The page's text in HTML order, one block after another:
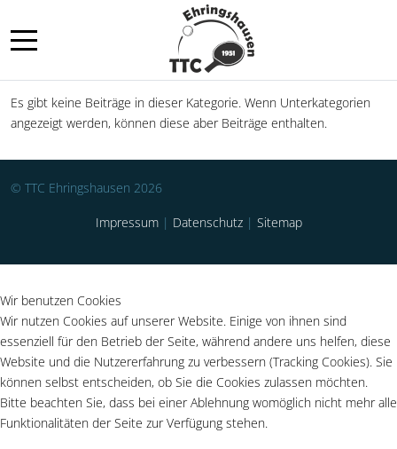
Mobile Menu Toggle
Es gibt keine Beiträge in dieser Kategorie. Wenn Unterkategorien
angezeigt werden, können diese aber Beiträge enthalten.
© TTC Ehringshausen 2026
Impressum | Datenschutz | Sitemap
Wir benutzen Cookies
Wir nutzen Cookies auf unserer Website. Einige von ihnen sind
essenziell für den Betrieb der Seite, während andere uns helfen, diese
Website und die Nutzererfahrung zu verbessern (Tracking Cookies). Sie
können selbst entscheiden, ob Sie die Cookies zulassen möchten.
Bitte beachten Sie, dass bei einer Ablehnung womöglich nicht mehr alle
Funktionalitäten der Seite zur Verfügung stehen.